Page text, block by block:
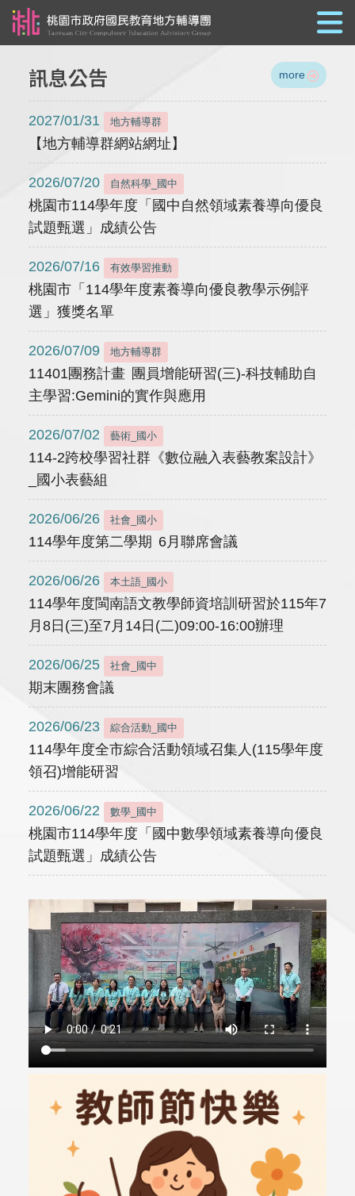
訊息公告 more
2027/01/31 地方輔導群
【地方輔導群網站網址】
2026/07/20 自然科學_國中
桃園市114學年度「國中自然領域素養導向優良
試題甄選」成績公告
2026/07/16 有效學習推動
桃園市「114學年度素養導向優良教學示例評
選」獲獎名單
2026/07/09 地方輔導群
11401團務計畫 團員增能研習(三)-科技輔助自
主學習:Gemini的實作與應用
2026/07/02 藝術_國小
114-2跨校學習社群《數位融入表藝教案設計》
_國小表藝組
2026/06/26 社會_國小
114學年度第二學期 6月聯席會議
2026/06/26 本土語_國小
114學年度閩南語文教學師資培訓研習於115年7
月8日(三)至7月14日(二)09:00-16:00辦理
2026/06/25 社會_國中
期末團務會議
2026/06/23 綜合活動_國中
114學年度全市綜合活動領域召集人(115學年度
領召)增能研習
2026/06/22 數學_國中
桃園市114學年度「國中數學領域素養導向優良
試題甄選」成績公告